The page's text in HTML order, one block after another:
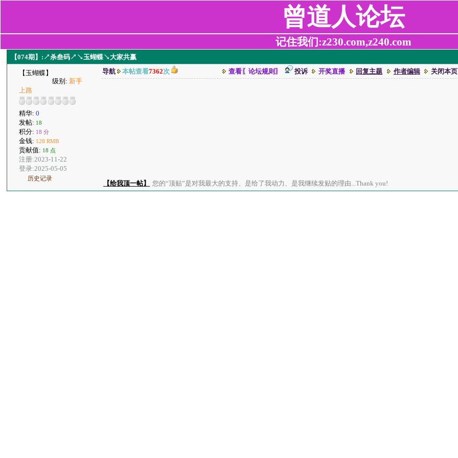
曾道人论坛
记住我们:z230.com,z240.com
【074期】:↗杀叁码↗↘玉蝴蝶↘大家共赢
【玉蝴蝶】
级别: 新手
上路
精华:0
发帖: 18
积分: 18 分
金钱: 128 RMB
贡献值: 18 点
注册:2023-11-22
登录:2025-05-05
历史记录
导航 本帖查看7362次 查看〖论坛规则〗 投诉 开奖直播 回复主题 作者编辑 关闭本页
【给我顶一帖】 您的“顶贴”是对我最大的支持、是给了我动力、是我继续发贴的理由...Thank you!